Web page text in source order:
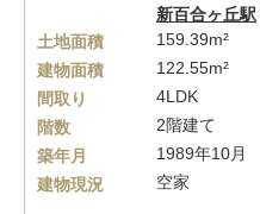
新百合ヶ丘駅
土地面積
159.39m²
建物面積
122.55m²
間取り
4LDK
階数
2階建て
築年月
1989年10月
建物現況
空家